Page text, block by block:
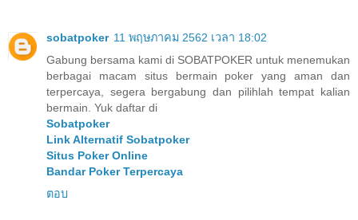
sobatpoker 11 พฤษภาคม 2562 เวลา 18:02
Gabung bersama kami di SOBATPOKER untuk menemukan
berbagai macam situs bermain poker yang aman dan
terpercaya, segera bergabung dan pilihlah tempat kalian
bermain. Yuk daftar di
Sobatpoker
Link Alternatif Sobatpoker
Situs Poker Online
Bandar Poker Terpercaya
ตอบ